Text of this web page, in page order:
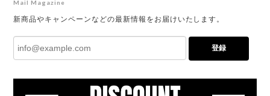
Mail Magazine
新商品やキャンペーンなどの最新情報をお届けいたします。
登録